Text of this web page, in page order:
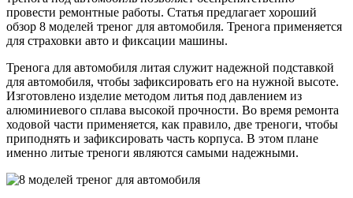
провести ремонтные работы. Статья предлагает хороший
обзор 8 моделей треног для автомобиля. Тренога применяется
для страховки авто и фиксации машины.
Тренога для автомобиля литая служит надежной подставкой
для автомобиля, чтобы зафиксировать его на нужной высоте.
Изготовлено изделие методом литья под давлением из
алюминиевого сплава высокой прочности. Во время ремонта
ходовой части применяется, как правило, две треноги, чтобы
приподнять и зафиксировать часть корпуса. В этом плане
именно литые треноги являются самыми надежными.